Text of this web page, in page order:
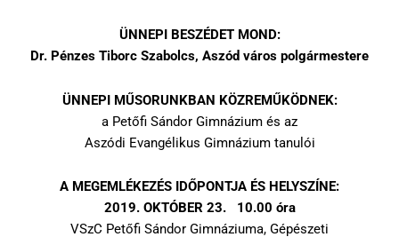
ÜNNEPI BESZÉDET MOND:
Dr. Pénzes Tiborc Szabolcs, Aszód város polgármestere
ÜNNEPI MŰSORUNKBAN KÖZREMŰKÖDNEK:
a Petőfi Sándor Gimnázium és az
Aszódi Evangélikus Gimnázium tanulói
A MEGEMLÉKEZÉS IDŐPONTJA ÉS HELYSZÍNE:
2019. OKTÓBER 23. 10.00 óra
VSzC Petőfi Sándor Gimnáziuma, Gépészeti